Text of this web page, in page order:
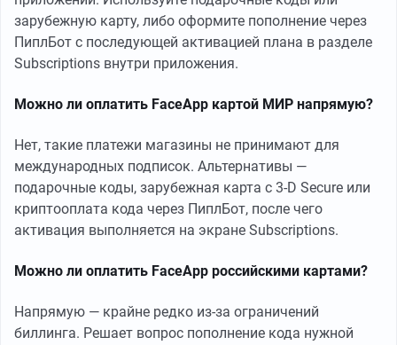
зарубежную карту, либо оформите пополнение через
ПиплБот с последующей активацией плана в разделе
Subscriptions внутри приложения.
Можно ли оплатить FaceApp картой МИР напрямую?
Нет, такие платежи магазины не принимают для
международных подписок. Альтернативы —
подарочные коды, зарубежная карта с 3-D Secure или
криптооплата кода через ПиплБот, после чего
активация выполняется на экране Subscriptions.
Можно ли оплатить FaceApp российскими картами?
Напрямую — крайне редко из-за ограничений
биллинга. Решает вопрос пополнение кода нужной